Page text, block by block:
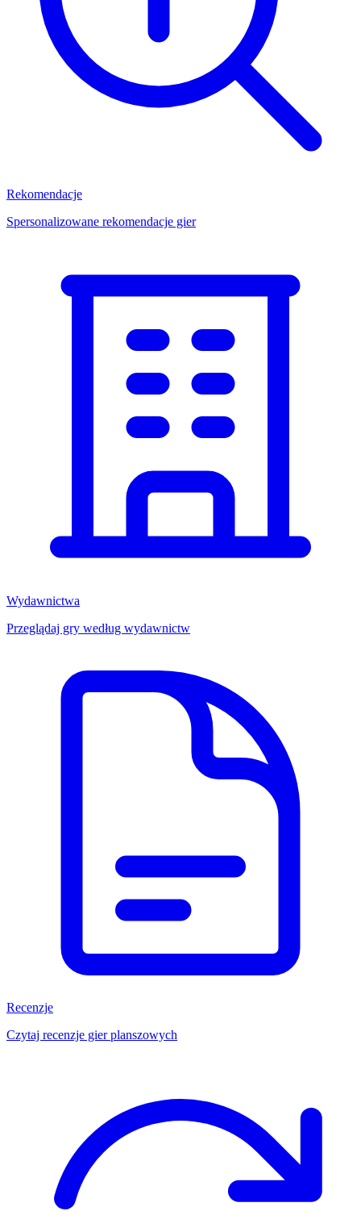
Rekomendacje
Spersonalizowane rekomendacje gier
Wydawnictwa
Przeglądaj gry według wydawnictw
Recenzje
Czytaj recenzje gier planszowych